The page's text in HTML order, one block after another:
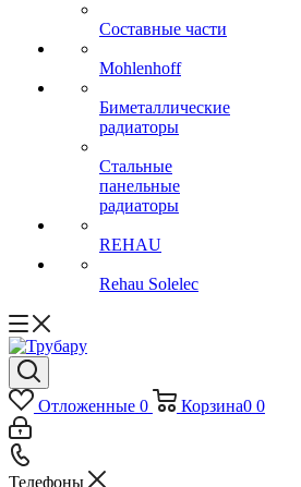
Составные части
Mohlenhoff
Биметаллические
радиаторы
Стальные
панельные
радиаторы
REHAU
Rehau Solelec
Отложенные 0 Корзина0 0
Телефоны